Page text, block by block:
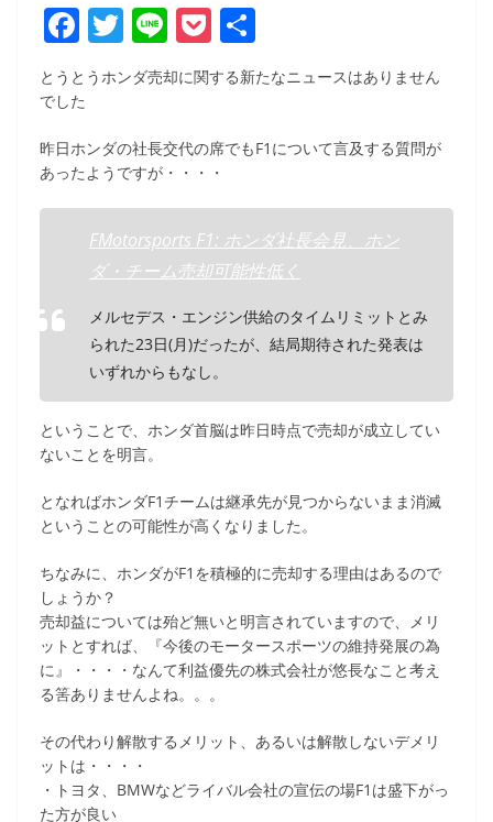
F
a
c
e
b
o
o
k
T
w
itt
er
Li
n
e
P
o
ck
et
有
とうとうホンダ売却に関する新たなニュースはありません
でした
昨日ホンダの社長交代の席でもF1について言及する質問が
あったようですが・・・・
FMotorsports F1: ホンダ社長会見、ホン
ダ・チーム売却可能性低く
メルセデス・エンジン供給のタイムリミットとみ
られた23日(月)だったが、結局期待された発表は
いずれからもなし。
ということで、ホンダ首脳は昨日時点で売却が成立してい
ないことを明言。
となればホンダF1チームは継承先が見つからないまま消滅
ということの可能性が高くなりました。
ちなみに、ホンダがF1を積極的に売却する理由はあるので
しょうか？
売却益については殆ど無いと明言されていますので、メリ
ットとすれば、『今後のモータースポーツの維持発展の為
に』・・・・なんて利益優先の株式会社が悠長なこと考え
る筈ありませんよね。。。
その代わり解散するメリット、あるいは解散しないデメリ
ットは・・・・
・トヨタ、BMWなどライバル会社の宣伝の場F1は盛下がっ
た方が良い